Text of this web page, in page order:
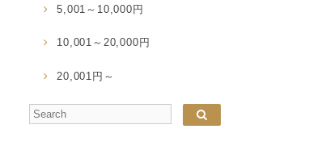
5,001～10,000円
10,001～20,000円
20,001円～